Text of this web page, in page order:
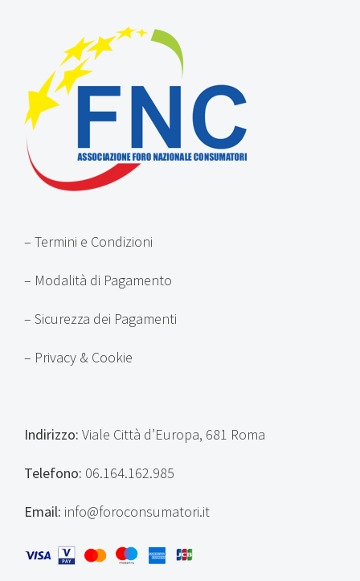
– Termini e Condizioni
– Modalità di Pagamento
– Sicurezza dei Pagamenti
– Privacy & Cookie
Indirizzo: Viale Città d’Europa, 681 Roma
Telefono: 06.164.162.985
Email: info@foroconsumatori.it